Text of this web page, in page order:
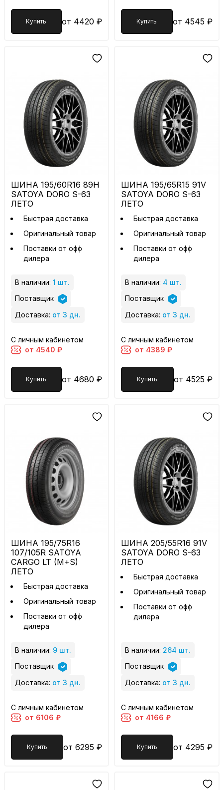
Купить от 4420 ₽ Купить от 4545 ₽
ШИНА 195/60R16 89H
SATOYA DORO S-63
ЛЕТО
Быстрая доставка
Оригинальный товар
Поставки от офф
дилера
В наличии: 1 шт.
Поставщик
Доставка: от 3 дн.
С личным кабинетом
от 4540 ₽
Купить от 4680 ₽
ШИНА 195/65R15 91V
SATOYA DORO S-63
ЛЕТО
Быстрая доставка
Оригинальный товар
Поставки от офф
дилера
В наличии: 4 шт.
Поставщик
Доставка: от 3 дн.
С личным кабинетом
от 4389 ₽
Купить от 4525 ₽
ШИНА 195/75R16
107/105R SATOYA
CARGO LT (M+S)
ЛЕТО
Быстрая доставка
Оригинальный товар
Поставки от офф
дилера
В наличии: 9 шт.
Поставщик
Доставка: от 3 дн.
С личным кабинетом
от 6106 ₽
Купить от 6295 ₽
ШИНА 205/55R16 91V
SATOYA DORO S-63
ЛЕТО
Быстрая доставка
Оригинальный товар
Поставки от офф
дилера
В наличии: 264 шт.
Поставщик
Доставка: от 3 дн.
С личным кабинетом
от 4166 ₽
Купить от 4295 ₽